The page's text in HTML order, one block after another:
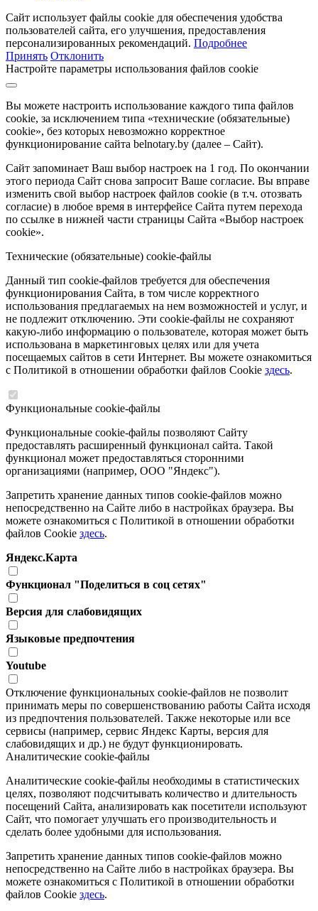
Сайт использует файлы cookie для обеспечения удобства
пользователей сайта, его улучшения, предоставления
персонализированных рекомендаций. Подробнее
Принять Отклонить
Настройте параметры использования файлов cookie
Вы можете настроить использование каждого типа файлов
cookie, за исключением типа «технические (обязательные)
cookie», без которых невозможно корректное
функционирование сайта belnotary.by (далее – Сайт).
Сайт запоминает Ваш выбор настроек на 1 год. По окончании
этого периода Сайт снова запросит Ваше согласие. Вы вправе
изменить свой выбор настроек файлов cookie (в т.ч. отозвать
согласие) в любое время в интерфейсе Сайта путем перехода
по ссылке в нижней части страницы Сайта «Выбор настроек
cookie».
Технические (обязательные) cookie-файлы
Данный тип cookie-файлов требуется для обеспечения
функционирования Сайта, в том числе корректного
использования предлагаемых на нем возможностей и услуг, и
не подлежит отключению. Эти cookie-файлы не сохраняют
какую-либо информацию о пользователе, которая может быть
использована в маркетинговых целях или для учета
посещаемых сайтов в сети Интернет. Вы можете ознакомиться
с Политикой в отношении обработки файлов Cookie здесь.
Функциональные cookie-файлы
Функциональные cookie-файлы позволяют Сайту
предоставлять расширенный функционал сайта. Такой
функционал может предоставляться сторонними
организациями (например, ООО "Яндекс").
Запретить хранение данных типов cookie-файлов можно
непосредственно на Сайте либо в настройках браузера. Вы
можете ознакомиться с Политикой в отношении обработки
файлов Cookie здесь.
Яндекс.Карта
Функционал "Поделиться в соц сетях"
Версия для слабовидящих
Языковые предпочтения
Youtube
Отключение функциональных cookie-файлов не позволит
принимать меры по совершенствованию работы Сайта исходя
из предпочтения пользователей. Также некоторые или все
сервисы (например, сервис Яндекс Карты, версия для
слабовидящих и др.) не будут функционировать.
Аналитические cookie-файлы
Аналитические cookie-файлы необходимы в статистических
целях, позволяют подсчитывать количество и длительность
посещений Сайта, анализировать как посетители используют
Сайт, что помогает улучшать его производительность и
сделать более удобными для использования.
Запретить хранение данных типов cookie-файлов можно
непосредственно на Сайте либо в настройках браузера. Вы
можете ознакомиться с Политикой в отношении обработки
файлов Cookie здесь.